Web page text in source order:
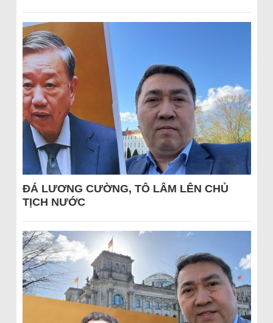
ĐÁ LƯƠNG CƯỜNG, TÔ LÂM LÊN CHỦ
TỊCH NƯỚC